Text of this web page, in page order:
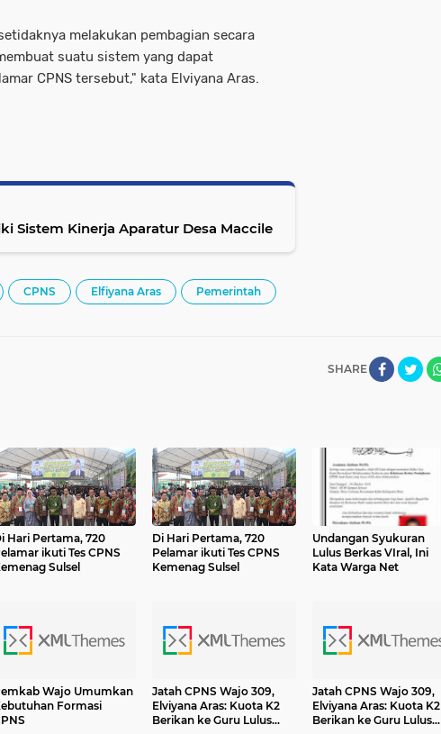
melakukan pembagian secara
suatu sistem yang dapat
CPNS tersebut," kata Elviyana Aras.
Sistem Kinerja Aparatur Desa Maccile
CPNS Elfiyana Aras Pemerintah
SHARE
Hari Pertama, 720
ikuti Tes CPNS
Sulsel
Di Hari Pertama, 720
Pelamar ikuti Tes CPNS
Kemenag Sulsel
Undangan Syukuran
Lulus Berkas VIral, Ini
Kata Warga Net
Wajo Umumkan
Formasi
Jatah CPNS Wajo 309,
Elviyana Aras: Kuota K2
Berikan ke Guru Lulus
Jatah CPNS Wajo 309,
Elviyana Aras: Kuota K2
Berikan ke Guru Lulus